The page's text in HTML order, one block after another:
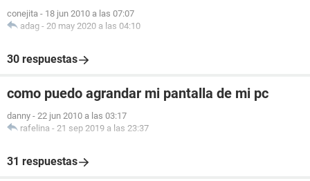
conejita - 18 jun 2010 a las 07:07
adag - 20 may 2020 a las 04:10
30 respuestas
como puedo agrandar mi pantalla de mi pc
danny - 22 jun 2010 a las 03:17
rafelina - 21 sep 2019 a las 23:37
31 respuestas